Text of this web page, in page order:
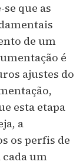
que as
de um
é
ajustes do
esta etapa
a
os perfis de
cada um